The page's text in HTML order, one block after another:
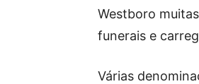
Westboro
funerais e
Várias